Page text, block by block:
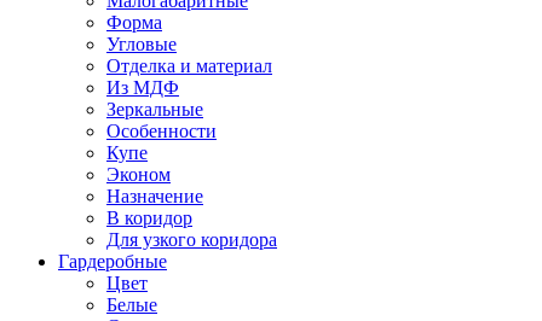
Форма
Угловые
Отделка и материал
Из МДФ
Зеркальные
Особенности
Купе
Эконом
Назначение
В коридор
Для узкого коридора
Гардеробные
Цвет
Белые